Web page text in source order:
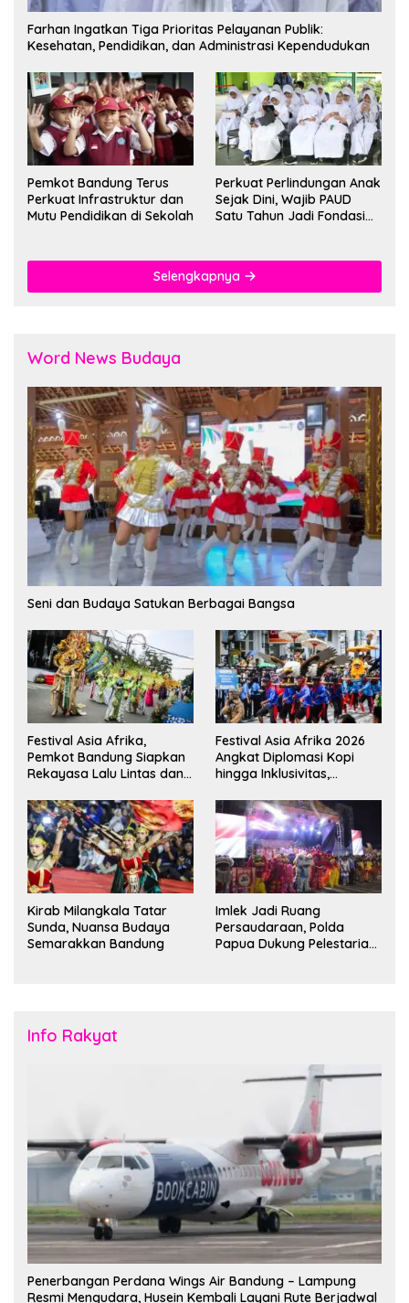
Farhan Ingatkan Tiga Prioritas Pelayanan Publik:
Kesehatan, Pendidikan, dan Administrasi Kependudukan
Pemkot Bandung Terus
Perkuat Infrastruktur dan
Mutu Pendidikan di Sekolah
Perkuat Perlindungan Anak
Sejak Dini, Wajib PAUD
Satu Tahun Jadi Fondasi
Selengkapnya
Word News Budaya
Seni dan Budaya Satukan Berbagai Bangsa
Festival Asia Afrika,
Pemkot Bandung Siapkan
Rekayasa Lalu Lintas dan
Festival Asia Afrika 2026
Angkat Diplomasi Kopi
hingga Inklusivitas,
Duta Besar
Kirab Milangkala Tatar
Sunda, Nuansa Budaya
Semarakkan Bandung
Imlek Jadi Ruang
Persaudaraan, Polda
Papua Dukung Pelestarian
Info Rakyat
Penerbangan Perdana Wings Air Bandung – Lampung
Resmi Mengudara, Husein Kembali Layani Rute Berjadwal